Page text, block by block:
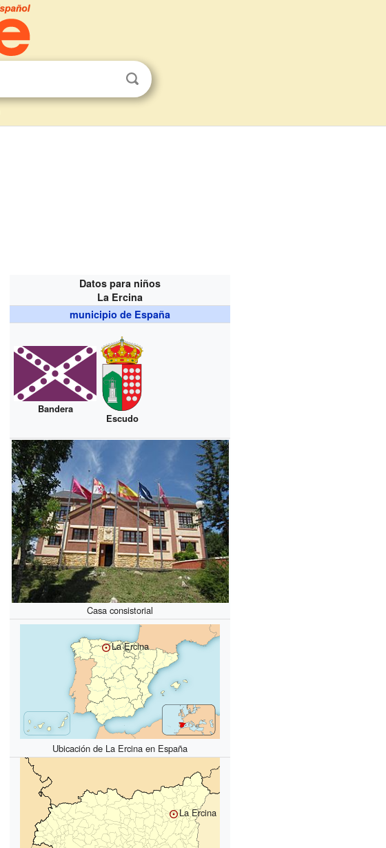
Datos para niños
La Ercina
municipio de España
Bandera
Escudo
Casa consistorial
La Ercina
Ubicación de La Ercina en España
La Ercina